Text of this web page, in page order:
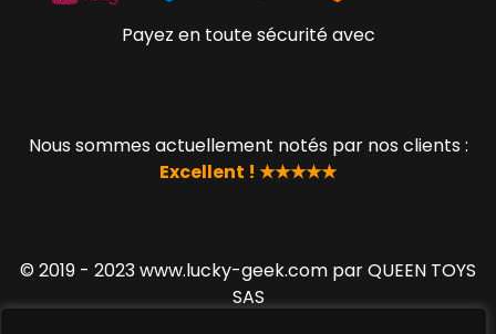
Payez en toute sécurité avec
Nous sommes actuellement notés par nos clients :
Excellent ! ★★★★★
© 2019 - 2023 www.lucky-geek.com par QUEEN TOYS
SAS